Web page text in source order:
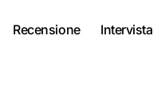
Recensione Intervista